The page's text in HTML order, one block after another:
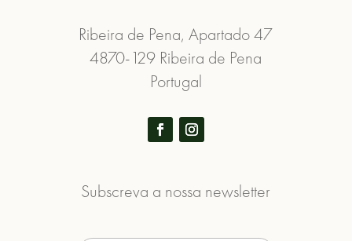
Ribeira de Pena, Apartado 47
4870-129 Ribeira de Pena
Portugal
Subscreva a nossa newsletter